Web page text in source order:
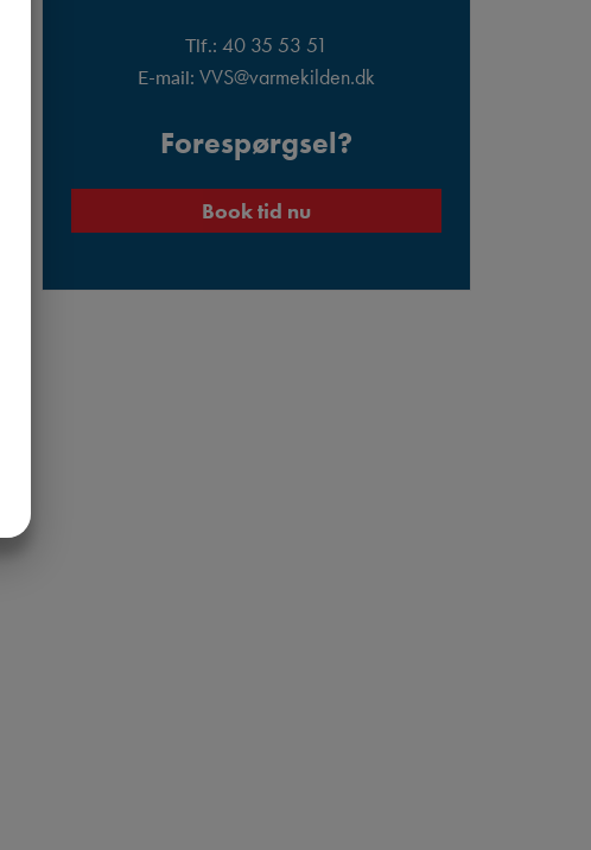
Tlf.: 40 35 53 51
E-mail: VVS@varmekilden.dk
Forespørgsel?
Book tid nu